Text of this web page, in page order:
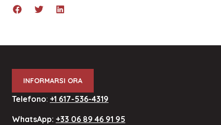
INFORMARSI ORA
Telefono: +1 617-536-4319
WhatsApp: +33 06 89 46 91 95